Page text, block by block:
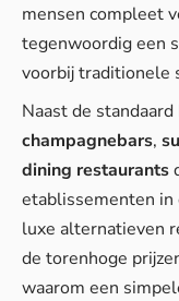
mensen compleet
tegenwoordig een
voorbij traditionele
Naast de
champagnebars,
dining restaurants
etablissementen in
luxe alternatieven
de torenhoge
waarom een